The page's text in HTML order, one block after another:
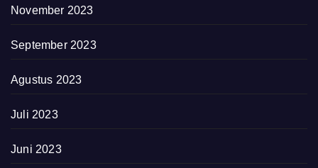
November 2023
September 2023
Agustus 2023
Juli 2023
Juni 2023